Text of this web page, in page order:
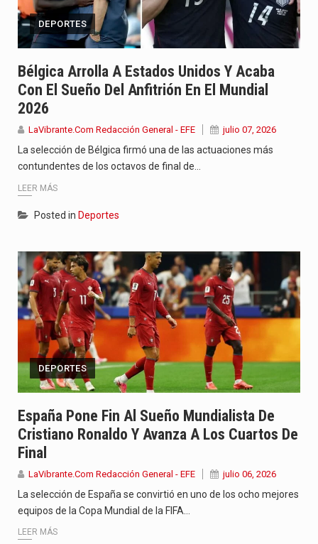
DEPORTES
Bélgica Arrolla A Estados Unidos Y Acaba
Con El Sueño Del Anfitrión En El Mundial
2026
LaVibrante.Com Redacción General - EFE julio 07, 2026
La selección de Bélgica firmó una de las actuaciones más
contundentes de los octavos de final de…
LEER MÁS
Posted in Deportes
DEPORTES
España Pone Fin Al Sueño Mundialista De
Cristiano Ronaldo Y Avanza A Los Cuartos De
Final
LaVibrante.Com Redacción General - EFE julio 06, 2026
La selección de España se convirtió en uno de los ocho mejores
equipos de la Copa Mundial de la FIFA…
LEER MÁS